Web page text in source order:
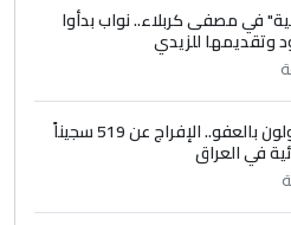
حامدتركان. كلام
الحقيقي للإنسان
الكفاءة ...
واغتصاب الأرض.. بلاد
والتصحر!!
في مصفى كربلاء.. نواب بدأوا
وتقديمها للزيدي
بينهم مشمولون بالعفو.. الإفراج عن 519 سجيناً
في العراق